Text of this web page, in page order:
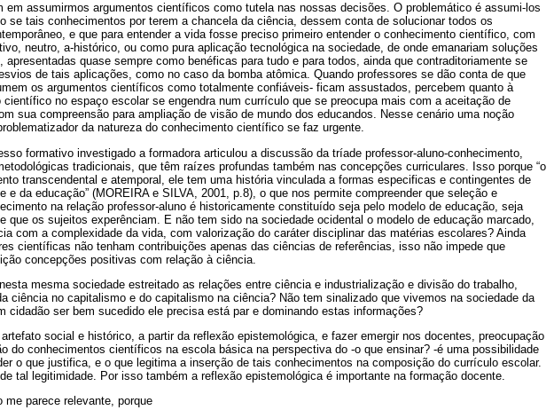
em assumirmos argumentos científicos como tutela nas nossas decisões. O problemático é assumi-los
se tais conhecimentos por terem a chancela da ciência, dessem conta de solucionar todos os
e que para entender a vida fosse preciso primeiro entender o conhecimento científico, com
neutro, a-histórico, ou como pura aplicação tecnológica na sociedade, de onde emanariam soluções
quase sempre como benéficas para tudo e para todos, ainda que contraditoriamente se
de tais aplicações, como no caso da bomba atômica. Quando professores se dão conta de que
os argumentos científicos como totalmente confiáveis- ficam assustados, percebem quanto à
no espaço escolar se engendra num currículo que se preocupa mais com a aceitação de
sua compreensão para ampliação de visão de mundo dos educandos. Nesse cenário uma noção
da natureza do conhecimento científico se faz urgente.
formativo investigado a formadora articulou a discussão da tríade professor-aluno-conhecimento,
tradicionais, que têm raízes profundas também nas concepções curriculares. Isso porque “o
transcendental e atemporal, ele tem uma história vinculada a formas especificas e contingentes de
e da educação” (MOREIRA e SILVA, 2001, p.8), o que nos permite compreender que seleção e
na relação professor-aluno é historicamente constituído seja pelo modelo de educação, seja
que os sujeitos experênciam. E não tem sido na sociedade ocidental o modelo de educação marcado,
com a complexidade da vida, com valorização do caráter disciplinar das matérias escolares? Ainda
científicas não tenham contribuições apenas das ciências de referências, isso não impede que
concepções positivas com relação à ciência.
mesma sociedade estreitado as relações entre ciência e industrialização e divisão do trabalho,
ciência no capitalismo e do capitalismo na ciência? Não tem sinalizado que vivemos na sociedade da
cidadão ser bem sucedido ele precisa está par e dominando estas informações?
social e histórico, a partir da reflexão epistemológica, e fazer emergir nos docentes, preocupação
do conhecimentos científicos na escola básica na perspectiva do -o que ensinar? -é uma possibilidade
o que justifica, e o que legitima a inserção de tais conhecimentos na composição do currículo escolar.
tal legitimidade. Por isso também a reflexão epistemológica é importante na formação docente.
parece relevante, porque